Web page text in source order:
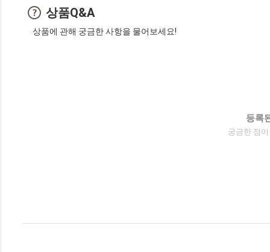
상품Q&A
상품에 관해 궁금한 사항을 물어보세요!
등록
궁금한 점